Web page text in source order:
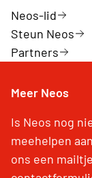
Neos-lid
Steun Neos
Partners
Meer Neos
Is Neos nog
meehelpen
ons een